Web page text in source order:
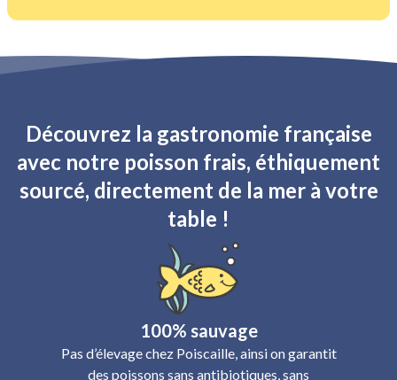
Découvrez la gastronomie française
avec notre poisson frais, éthiquement
sourcé, directement de la mer à votre
table !
100% sauvage
Pas d’élevage chez Poiscaille, ainsi on garantit
des poissons sans antibiotiques, sans